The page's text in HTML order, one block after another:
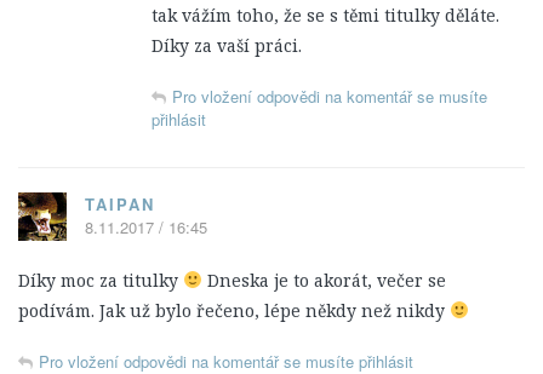
4. Série
5. Série
6. Série
7. Série
8. Série
tak vážím toho, že se s těmi titulky děláte.
Díky za vaší práci.
Pro vložení odpovědi na komentář se musíte
přihlásit
TAIPAN
8.11.2017 / 16:45
Díky moc za titulky
Dneska je to akorát, večer se
podívám. Jak už bylo řečeno, lépe někdy než nikdy
Pro vložení odpovědi na komentář se musíte přihlásit